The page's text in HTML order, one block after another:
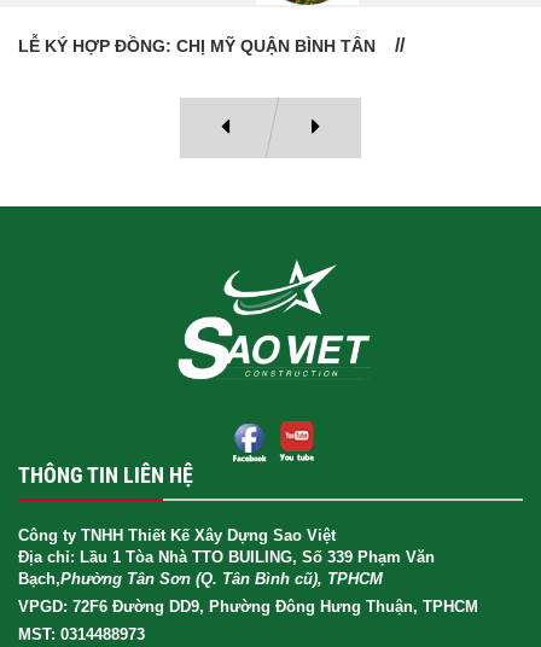
LỄ BÀN GIAO NHÀ: CÔ VÂN QUẬN 11
THÔNG TIN LIÊN HỆ
Công ty TNHH Thiết Kế Xây Dựng Sao Việt
Địa chỉ: Lầu 1 Tòa Nhà TTO BUILING, Số 339 Phạm Văn
Bạch,Phường Tân Sơn (Q. Tân Bình cũ), TPHCM
VPGD: 72F6 Đường DD9, Phường Đông Hưng Thuận, TPHCM
MST: 0314488973